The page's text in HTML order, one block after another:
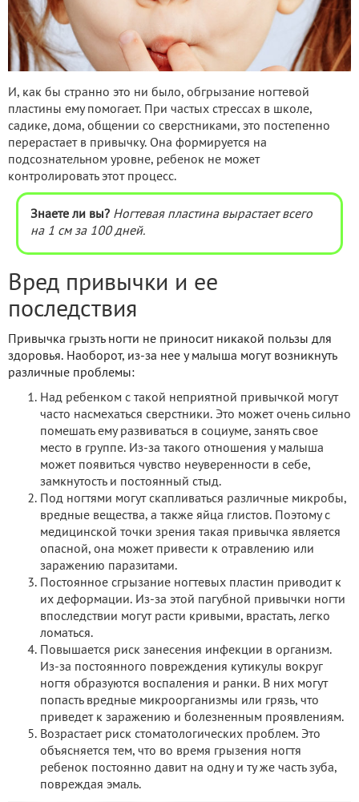
И, как бы странно это ни было, обгрызание ногтевой
пластины ему помогает. При частых стрессах в школе,
садике, дома, общении со сверстниками, это постепенно
перерастает в привычку. Она формируется на
подсознательном уровне, ребенок не может
контролировать этот процесс.
Знаете ли вы? Ногтевая пластина вырастает всего
на 1 см за 100 дней.
Вред привычки и ее
последствия
Привычка грызть ногти не приносит никакой пользы для
здоровья. Наоборот, из-за нее у малыша могут возникнуть
различные проблемы:
Над ребенком с такой неприятной привычкой могут
часто насмехаться сверстники. Это может очень сильно
помешать ему развиваться в социуме, занять свое
место в группе. Из-за такого отношения у малыша
может появиться чувство неуверенности в себе,
замкнутость и постоянный стыд.
Под ногтями могут скапливаться различные микробы,
вредные вещества, а также яйца глистов. Поэтому с
медицинской точки зрения такая привычка является
опасной, она может привести к отравлению или
заражению паразитами.
Постоянное сгрызание ногтевых пластин приводит к
их деформации. Из-за этой пагубной привычки ногти
впоследствии могут расти кривыми, врастать, легко
ломаться.
Повышается риск занесения инфекции в организм.
Из-за постоянного повреждения кутикулы вокруг
ногтя образуются воспаления и ранки. В них могут
попасть вредные микроорганизмы или грязь, что
приведет к заражению и болезненным проявлениям.
Возрастает риск стоматологических проблем. Это
объясняется тем, что во время грызения ногтя
ребенок постоянно давит на одну и ту же часть зуба,
повреждая эмаль.